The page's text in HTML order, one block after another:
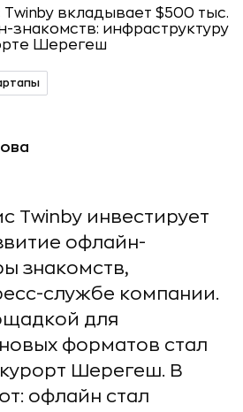
Twinby инвестирует
офлайн-
знакомств,
службе компании.
для
форматов стал
Шерегеш. В
офлайн стал